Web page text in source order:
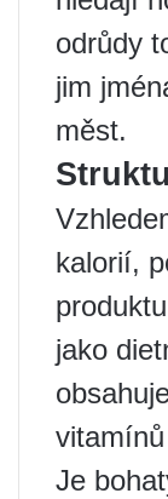
odrůdy
jim
měst.
kalorií,
jako
Je